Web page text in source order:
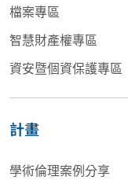
檔案專區
智慧財產權專區
資安暨個資保護專區
計畫
學術倫理案例分享